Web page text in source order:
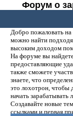
Форум о
Добро пожаловать на
можно найти
высоким доходом
На форуме вы
предоставляющие
также сможете
знаете, что
это лохотрон, чтобы
начать зарабатывать
Создавайте новые
ссылками и первая